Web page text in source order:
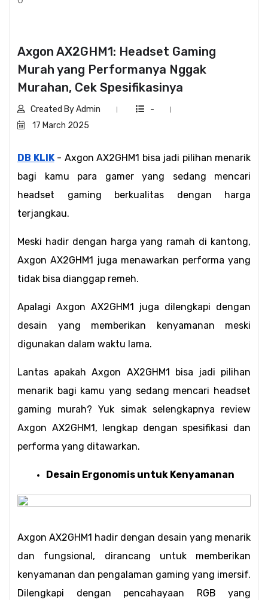
Axgon AX2GHM1: Headset Gaming
Murah yang Performanya Nggak
Murahan, Cek Spesifikasinya
Created By Admin
-
17 March 2025
DB KLIK - Axgon AX2GHM1 bisa jadi pilihan menarik
bagi kamu para gamer yang sedang mencari
headset gaming berkualitas dengan harga
terjangkau.
Meski hadir dengan harga yang ramah di kantong,
Axgon AX2GHM1 juga menawarkan performa yang
tidak bisa dianggap remeh.
Apalagi Axgon AX2GHM1 juga dilengkapi dengan
desain yang memberikan kenyamanan meski
digunakan dalam waktu lama.
Lantas apakah Axgon AX2GHM1 bisa jadi pilihan
menarik bagi kamu yang sedang mencari headset
gaming murah? Yuk simak selengkapnya review
Axgon AX2GHM1, lengkap dengan spesifikasi dan
performa yang ditawarkan.
Desain Ergonomis untuk Kenyamanan
Axgon AX2GHM1 hadir dengan desain yang menarik
dan fungsional, dirancang untuk memberikan
kenyamanan dan pengalaman gaming yang imersif.
Dilengkapi dengan pencahayaan RGB yang